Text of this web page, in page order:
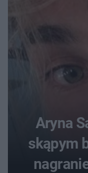
Aryna
skąpym